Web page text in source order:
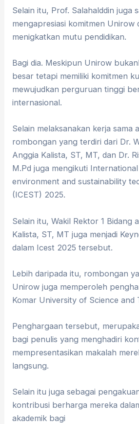
Selain itu, Prof. Salahalddin juga
mengapresiasi komitmen Unirow
menigkatkan mutu pendidikan.
Bagi dia. Meskipun Unirow
besar tetapi memiliki komitmen
mewujudkan perguruan tinggi
internasional.
Selain melaksanakan kerja sama
rombongan yang terdiri dari Dr.
Anggia Kalista, ST, MT, dan Dr.
M.Pd juga mengikuti
environment and sustainability
(ICEST) 2025.
Selain itu, Wakil Rektor 1 Bidang
Kalista, ST, MT juga menjadi
dalam Icest 2025 tersebut.
Lebih daripada itu, rombongan
Unirow juga memperoleh
Komar University of Science and
Penghargaan tersebut,
bagi penulis yang menghadiri
mempresentasikan makalah
langsung.
Selain itu juga sebagai
kontribusi berharga mereka
akademik bagi